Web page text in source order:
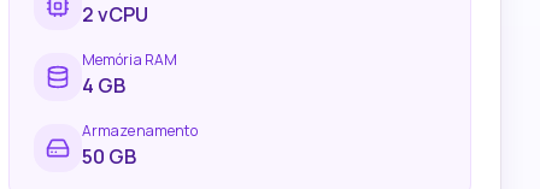
2vCPU
Memória RAM
4 GB
Armazenamento
50 GB